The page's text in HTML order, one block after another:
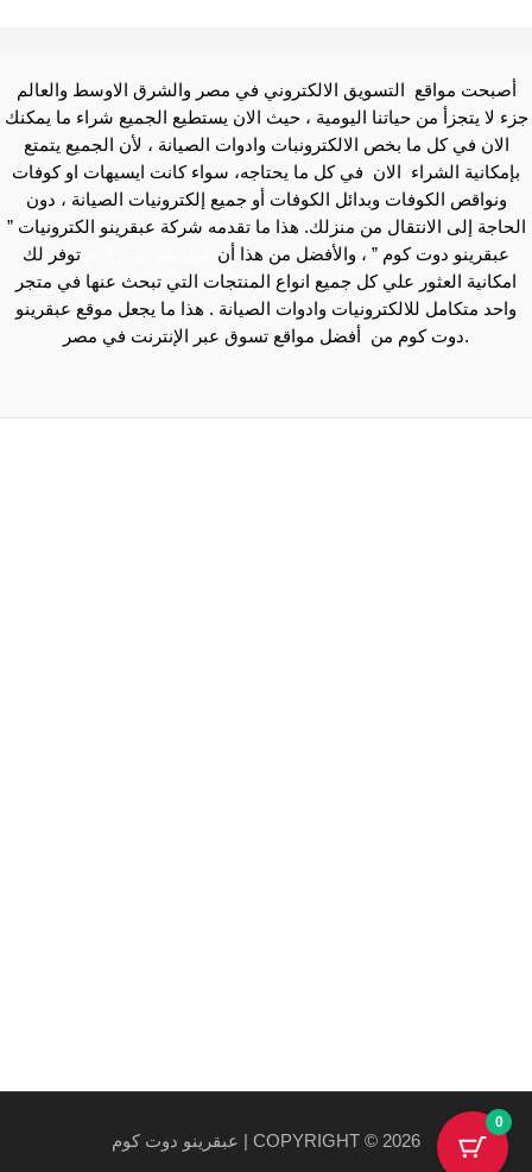
أصبحت مواقع التسويق الالكتروني في مصر والشرق الاوسط والعالم
جزء لا يتجزأ من حياتنا اليومية ، حيث الان يستطيع الجميع شراء ما يمكنك
الان في كل ما بخص الالكترونبات وادوات الصيانة ، لأن الجميع يتمتع
بإمكانية الشراء الان في كل ما يحتاجه، سواء كانت ايسيهات او كوفات
ونواقص الكوفات وبدائل الكوفات أو جميع إلكترونيات الصيانة ، دون
الحاجة إلى الانتقال من منزلك. هذا ما تقدمه شركة عبقرينو الكترونيات ”
عبقرينو دوت كوم ” ، والأفضل من هذا أن
توفر لك
امكانية العثور علي كل جميع انواع المنتجات التي تبحث عنها في متجر
واحد متكامل للالكترونيات وادوات الصيانة . هذا ما يجعل موقع عبقرينو
دوت كوم من أفضل مواقع تسوق عبر الإنترنت في مصر.
COPYRIGHT © 2026 | عبقرينو دوت كوم
0